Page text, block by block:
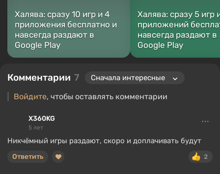
Халява: сразу 10 игр и 4
приложения бесплатно и
навсегда раздают в
Google Play
Халява: сразу 5 игр
приложений
навсегда раздают в
Google Play
Комментарии 7
Войдите, чтобы оставлять комментарии
X360KG
5 лет
Никчёмный игры раздают, скоро и доплачивать будут
2
Ответить